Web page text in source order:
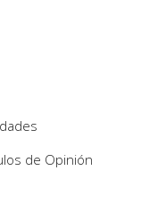
de Opinión